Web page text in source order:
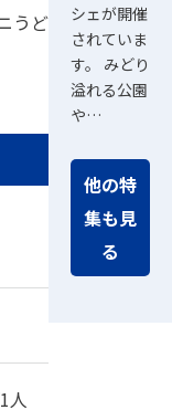
うど
人
シェが開催
されていま
す。 みどり
溢れる公園
や…
他の特
集も見
る